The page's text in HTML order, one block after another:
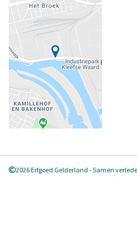
2026 Erfgoed Gelderland - Samen